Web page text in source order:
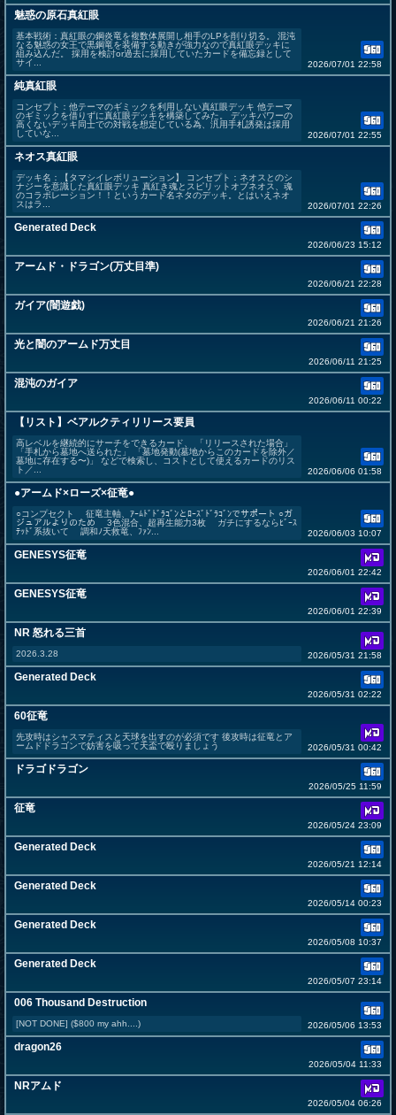
魅惑の原石真紅眼
基本戦術：真紅眼の鋼炎竜を複数体展開し相手のLPを削り切る。 混沌
なる魅惑の女王で黒鋼竜を装備する動きが強力なので真紅眼デッキに
組み込んだ。 採用を検討or過去に採用していたカードを備忘録として
サイ...
2026/07/01 22:58
純真紅眼
コンセプト：他テーマのギミックを利用しない真紅眼デッキ 他テーマ
のギミックを借りずに真紅眼デッキを構築してみた。 デッキパワーの
高くないデッキ同士での対戦を想定している為、汎用手札誘発は採用
していな...
2026/07/01 22:55
ネオス真紅眼
デッキ名：【タマシイレボリューション】 コンセプト：ネオスとのシ
ナジーを意識した真紅眼デッキ 真紅き魂とスピリットオブネオス、魂
のコラボレーション！！というカード名ネタのデッキ。とはいえネオ
スはラ...
2026/07/01 22:26
Generated Deck
2026/06/23 15:12
アームド・ドラゴン(万丈目準)
2026/06/21 22:28
ガイア(闇遊戯)
2026/06/21 21:26
光と闇のアームド万丈目
2026/06/11 21:25
混沌のガイア
2026/06/11 00:22
【リスト】ベアルクティリリース要員
高レベルを継続的にサーチをできるカード、 「リリースされた場合」
「手札から墓地へ送られた」 「墓地発動(墓地からこのカードを除外／
墓地に存在する〜)」 などで検索し、コストとして使えるカードのリス
ト／...
2026/06/06 01:58
●アームド×ローズ×征竜●
○コンプセクト 征竜主軸、ｱｰﾑﾄﾞﾄﾞﾗｺﾞﾝとﾛｰｽﾞﾄﾞﾗｺﾞﾝでサポート ○ガ
ジュアルよりのため 3色混合、超再生能力3枚 ガチにするならﾋﾞｰｽ
ﾃｯﾄﾞ系抜いて 調和ﾉ天救竜、ﾌｧﾝ...
2026/06/03 10:07
GENESYS征竜
2026/06/01 22:42
GENESYS征竜
2026/06/01 22:39
NR 怒れる三首
2026.3.28 2026/05/31 21:58
Generated Deck
2026/05/31 02:22
60征竜
先攻時はシャスマティスと天球を出すのが必須です 後攻時は征竜とア
ームドドラゴンで妨害を吸って天盃で殴りましょう
2026/05/31 00:42
ドラゴドラゴン
2026/05/25 11:59
征竜
2026/05/24 23:09
Generated Deck
2026/05/21 12:14
Generated Deck
2026/05/14 00:23
Generated Deck
2026/05/08 10:37
Generated Deck
2026/05/07 23:14
006 Thousand Destruction
[NOT DONE] ($800 my ahh....) 2026/05/06 13:53
dragon26
2026/05/04 11:33
NRアムド
2026/05/04 06:26